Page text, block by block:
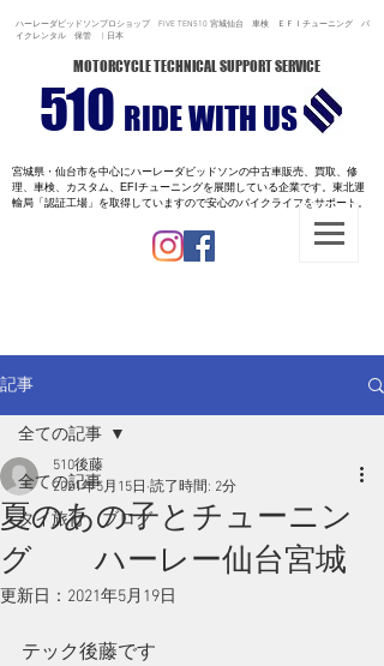
ハーレーダビッドソンプロショップ FIVE TEN510 宮城仙台 車検 ＥＦＩチューニング バ
イクレンタル 保管 | 日本
MOTORCYCLE TECHNICAL SUPPORT SERVICE
510 RIDE WITH US
宮城県・仙台市を中心にハーレーダビッドソンの中古車販売、買取、修
理、車検、カスタム、EFIチューニングを展開している企業です。 東北運
輸局「認証工場」を取得していますので安心のバイクライフをサポート。
記事
全ての記事
タイ旅行 ブログ
全ての記事
夏のあの子とチューニン
グ ハーレー仙台宮城
510後藤
2021年5月15日 読了時間: 2分
更新日： 2021年5月19日
テック後藤です